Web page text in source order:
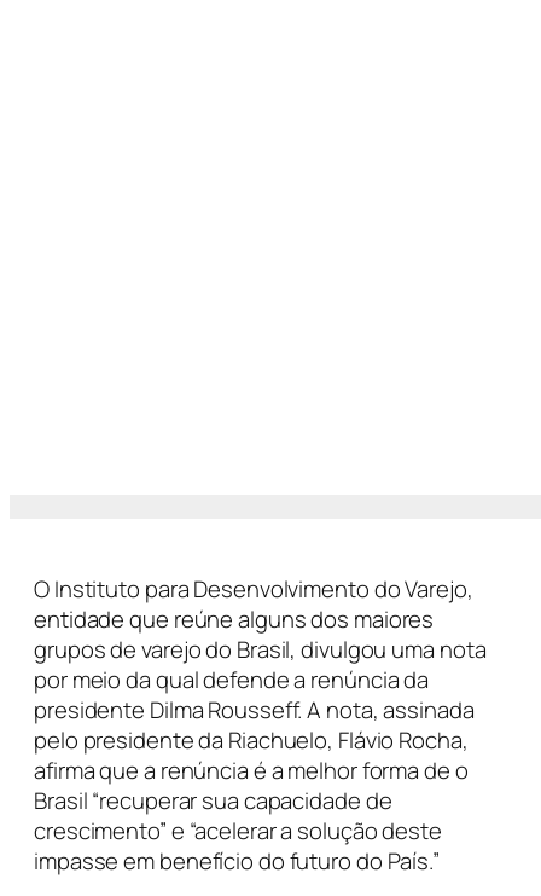
O Instituto para Desenvolvimento do Varejo,
entidade que reúne alguns dos maiores
grupos de varejo do Brasil, divulgou uma nota
por meio da qual defende a renúncia da
presidente Dilma Rousseff. A nota, assinada
pelo presidente da Riachuelo, Flávio Rocha,
afirma que a renúncia é a melhor forma de o
Brasil “recuperar sua capacidade de
crescimento” e “acelerar a solução deste
impasse em benefício do futuro do País.”